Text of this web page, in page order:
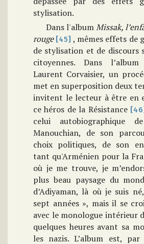
stylisation.
Dans l'albumMissak,
rouge [45] , mêmes effets de
de stylisation et de discours
citoyennes. Dans
Laurent Corvaisier, un
met en superposition deux
invitent le lecteur à être en
ce héros de la Résistance [46]
celui autobiographique
Manouchian, de son
choix politiques, de son
tant qu'Arménien pour la
où je me trouve, je
plus beau paysage du
d’Adiyaman, là où je suis
sept années », mais il se
avec le monologue intérieur
quelques heures avant sa
les nazis. L’album est,